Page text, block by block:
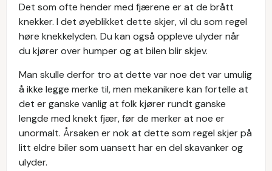
Det som ofte hender med fjærene er at de brått
knekker. I det øyeblikket dette skjer, vil du som regel
høre knekkelyden. Du kan også oppleve ulyder når
du kjører over humper og at bilen blir skjev.
Man skulle derfor tro at dette var noe det var umulig
å ikke legge merke til, men mekanikere kan fortelle at
det er ganske vanlig at folk kjører rundt ganske
lengde med knekt fjær, før de merker at noe er
unormalt. Årsaken er nok at dette som regel skjer på
litt eldre biler som uansett har en del skavanker og
ulyder.